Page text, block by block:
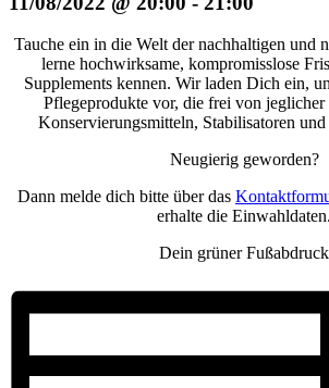
Tauche ein in die Welt der nachhaltigen und
lerne hochwirksame, kompromisslose
Supplements kennen. Wir laden Dich ein,
Pflegeprodukte vor, die frei von
Konservierungsmitteln, Stabilisatoren
Neugierig geworden?
Dann melde dich bitte über das
erhalte die Einwahldaten.
Dein grüner Fußabdruck